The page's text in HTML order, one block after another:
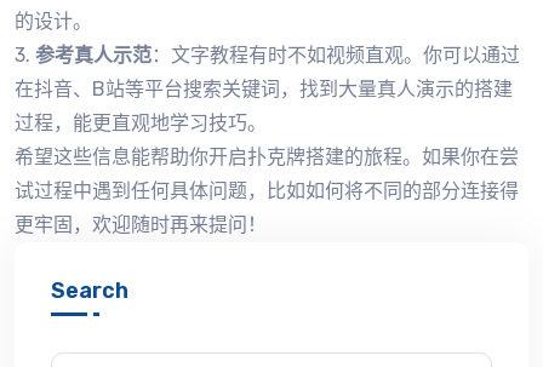
的设计。
3. 参考真人示范：文字教程有时不如视频直观。你可以通过
在抖音、B站等平台搜索关键词，找到大量真人演示的搭建
过程，能更直观地学习技巧。
希望这些信息能帮助你开启扑克牌搭建的旅程。如果你在尝
试过程中遇到任何具体问题，比如如何将不同的部分连接得
更牢固，欢迎随时再来提问！
Search